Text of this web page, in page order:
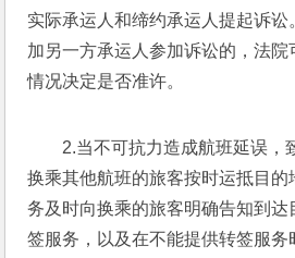
实际承运人和缔约承运人提起诉讼
加另一方承运人参加诉讼的，法
情况决定是否准许。
2.当不可抗力造成航班延误，
换乘其他航班的旅客按时运抵目的
务及时向换乘的旅客明确告知到
签服务，以及在不能提供转签服